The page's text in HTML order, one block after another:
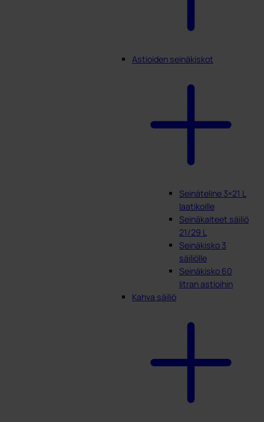
Astioiden seinäkiskot
Seinäteline 3×21 L
laatikoille
Seinäkaiteet säiliö
21/29 L
Seinäkisko 3
säiliölle
Seinäkisko 60
litran astioihin
Kahva säiliö